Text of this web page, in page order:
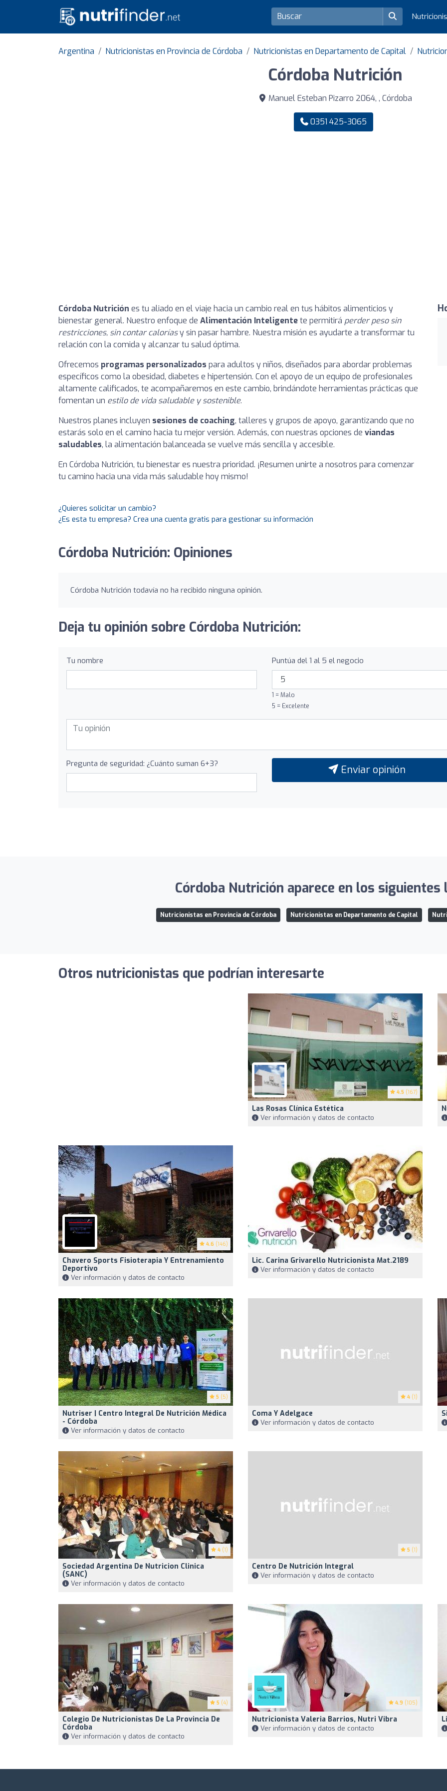
Argentina Nutricionistas en Provincia de Córdoba Nutricionistas en Departamento de Capital
Córdoba Nutrición
Manuel Esteban Pizarro 2064, , Córdoba
0351 425-3065
Córdoba Nutrición es tu aliado en el viaje hacia un cambio real en tus hábitos alimenticios y
bienestar general. Nuestro enfoque de Alimentación Inteligentete permitirá perder peso sin
restricciones, sin contar caloríasy sin pasar hambre. Nuestra misión es ayudarte a transformar tu
relación con la comida y alcanzar tu salud óptima.
Ofrecemos programas personalizados para adultos y niños, diseñados para abordar problemas
específicos como la obesidad, diabetes e hipertensión. Con el apoyo de un equipo de profesionales
altamente calificados, te acompañaremos en este cambio, brindándote herramientas prácticas que
fomentan un estilo de vida saludable y sostenible.
Nuestros planes incluyen sesiones de coaching, talleres y grupos de apoyo, garantizando que no
estarás solo en el camino hacia tu mejor versión. Además, con nuestras opciones de viandas
saludables, la alimentación balanceada se vuelve más sencilla y accesible.
En Córdoba Nutrición, tu bienestar es nuestra prioridad. ¡Resumen unirte a nosotros para comenzar
tu camino hacia una vida más saludable hoy mismo!
¿Quieres solicitar un cambio?
¿Es esta tu empresa? Crea una cuenta gratis para gestionar su información
Córdoba Nutrición: Opiniones
Córdoba Nutrición todavía no ha recibido ninguna opinión.
Deja tu opinión sobre Córdoba Nutrición:
Tu nombre Puntúa del 1 al 5 el negocio
1 = Malo
5 = Excelente
Pregunta de seguridad: ¿Cuánto suman 6+3? Enviar opinión
Córdoba Nutrición aparece en los siguientes
Nutricionistas en Provincia de Córdoba Nutricionistas en Departamento de Capital
Otros nutricionistas que podrían interesarte
4.5 (167)
Las Rosas Clínica Estética
Ver información y datos de contacto
4.6 (146)
Chavero Sports Fisioterapia Y Entrenamiento
Deportivo
Ver información y datos de contacto
Lic. Carina Grivarello Nutricionista Mat.2189
Ver información y datos de contacto
5 (5)
Nutriser | Centro Integral De Nutrición Médica
- Córdoba
Ver información y datos de contacto
4 (1)
Coma Y Adelgace
Ver información y datos de contacto
4 (1)
Sociedad Argentina De Nutricion Clinica
(SANC)
Ver información y datos de contacto
5 (1)
Centro De Nutrición Integral
Ver información y datos de contacto
5 (4)
Colegio De Nutricionistas De La Provincia De
Córdoba
Ver información y datos de contacto
4.9 (105)
Nutricionista Valeria Barrios, Nutri Vibra
Ver información y datos de contacto